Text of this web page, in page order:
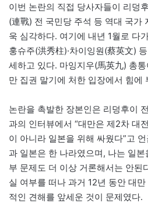
이번 논란의 직접 당사자들이 리덩
(連戰) 전 국민당 주석 등 역대 국가
욱 심각하다. 여기에 내년 1월로 다
훙슈주(洪秀柱)·차이잉원(蔡英文)
세하고 있다. 마잉지우(馬英九) 총
만 집권 말기에 처한 입장에서 힘에
논란을 촉발한 장본인은 리덩후이
과의 인터뷰에서 “대만은 제2차 대
이 아니라 일본을 위해 싸웠다”고
과 일본은 한 나라였으며, 나는 일
부 문제도 더 이상 거론해서는 안된
실 여부를 떠나 과거 12년 동안 대
적인 견해를 앞세운 것이 문제였다.